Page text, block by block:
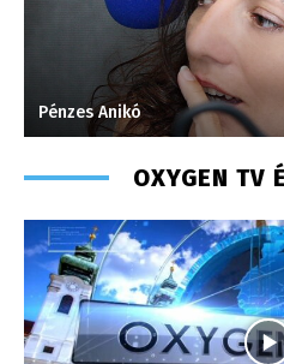
Pénzes Anikó
OXYGEN TV